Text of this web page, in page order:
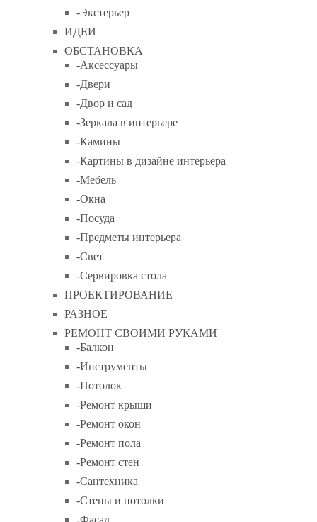
-Экстерьер
ИДЕИ
ОБСТАНОВКА
-Аксессуары
-Двери
-Двор и сад
-Зеркала в интерьере
-Камины
-Картины в дизайне интерьера
-Мебель
-Окна
-Посуда
-Предметы интерьера
-Свет
-Сервировка стола
ПРОЕКТИРОВАНИЕ
РАЗНОЕ
РЕМОНТ СВОИМИ РУКАМИ
-Балкон
-Инструменты
-Потолок
-Ремонт крыши
-Ремонт окон
-Ремонт пола
-Ремонт стен
-Сантехника
-Стены и потолки
-Фасад